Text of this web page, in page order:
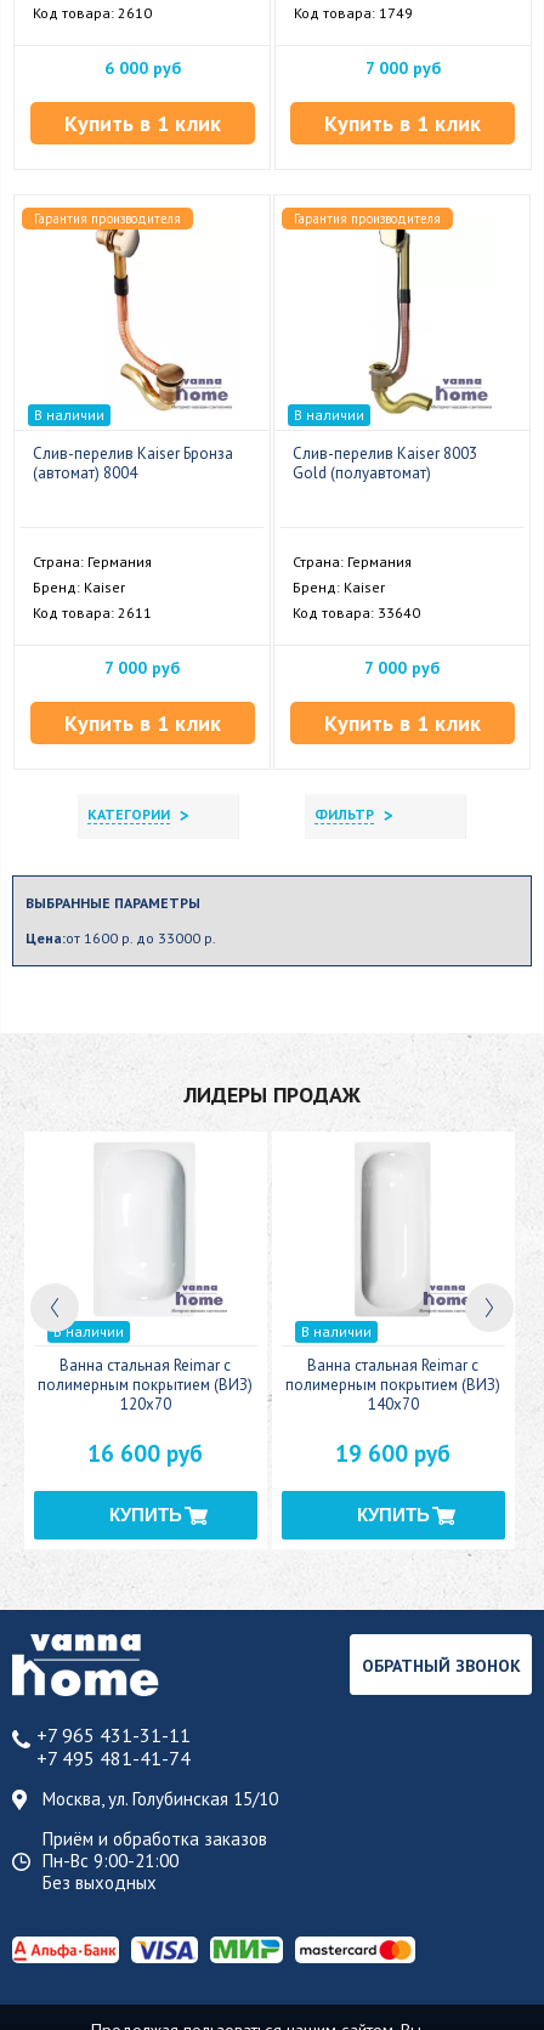
Код товара: 2610
6 000 руб
Купить в 1 клик
Код товара: 1749
7 000 руб
Купить в 1 клик
Гарантия производителя
В наличии
Слив-перелив Kaiser Бронза
(автомат) 8004
Страна: Германия
Бренд: Kaiser
Код товара: 2611
7 000 руб
Купить в 1 клик
Гарантия производителя
В наличии
Слив-перелив Kaiser 8003
Gold (полуавтомат)
Страна: Германия
Бренд: Kaiser
Код товара: 33640
7 000 руб
Купить в 1 клик
КАТЕГОРИИ > ФИЛЬТР >
ВЫБРАННЫЕ ПАРАМЕТРЫ
Цена:от 1600 р. до 33000 р.
ЛИДЕРЫ ПРОДАЖ
В наличии
Ванна стальная Reimar с
полимерным покрытием (ВИЗ)
120x70
16 600 руб
В наличии
Ванна стальная Reimar с
полимерным покрытием (ВИЗ)
140x70
19 600 руб
+7 965 431-31-11
+7 495 481-41-74
Москва, ул. Голубинская 15/10
Приём и обработка заказов
Пн-Вс 9:00-21:00
Без выходных
ОБРАТНЫЙ ЗВОНОК